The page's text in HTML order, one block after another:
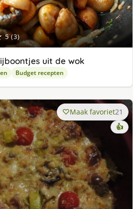
5 (3)
uit de wok
Budget recepten
Maak favoriet21
👍